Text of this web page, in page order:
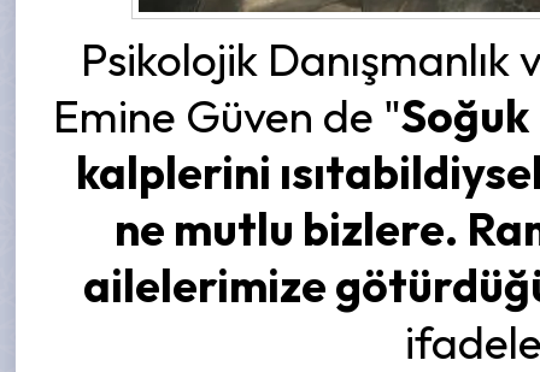
Psikolojik
Emine Güven de "
kalplerini
ne mutlu bizlere.
ailelerimize